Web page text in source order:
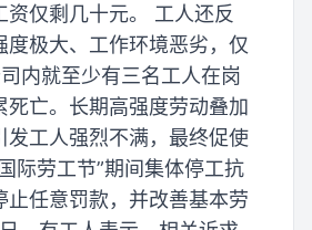
资仅剩几十元。 工人还反
度极大、工作环境恶劣，仅
内就至少有三名工人在岗
死亡。长期高强度劳动叠加
发工人强烈不满，最终促使
际劳工节”期间集体停工抗
止任意罚款，并改善基本劳